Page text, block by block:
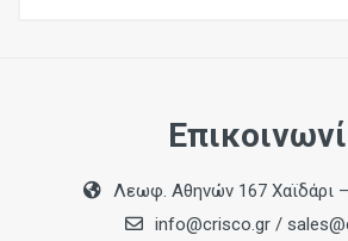
Λεωφ. Αθηνών 167 Χαϊδάρι
info@crisco.gr /